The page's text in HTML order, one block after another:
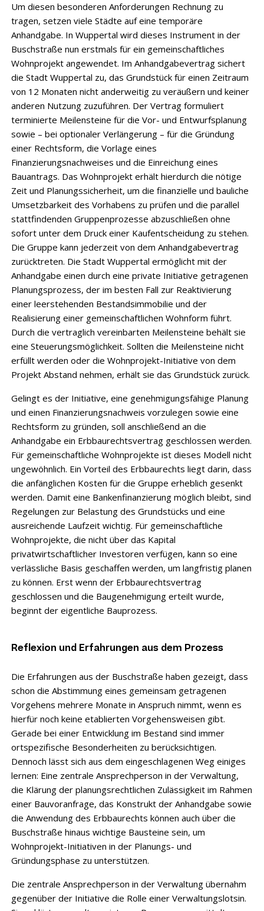
Um diesen besonderen Anforderungen Rechnung zu
tragen, setzen viele Städte auf eine temporäre
Anhandgabe. In Wuppertal wird dieses Instrument in der
Buschstraße nun erstmals für ein gemeinschaftliches
Wohnprojekt angewendet. Im Anhandgabevertrag sichert
die Stadt Wuppertal zu, das Grundstück für einen Zeitraum
von 12 Monaten nicht anderweitig zu veräußern und keiner
anderen Nutzung zuzuführen. Der Vertrag formuliert
terminierte Meilensteine für die Vor- und Entwurfsplanung
sowie – bei optionaler Verlängerung – für die Gründung
einer Rechtsform, die Vorlage eines
Finanzierungsnachweises und die Einreichung eines
Bauantrags. Das Wohnprojekt erhält hierdurch die nötige
Zeit und Planungssicherheit, um die finanzielle und bauliche
Umsetzbarkeit des Vorhabens zu prüfen und die parallel
stattfindenden Gruppenprozesse abzuschließen ohne
sofort unter dem Druck einer Kaufentscheidung zu stehen.
Die Gruppe kann jederzeit von dem Anhandgabevertrag
zurücktreten. Die Stadt Wuppertal ermöglicht mit der
Anhandgabe einen durch eine private Initiative getragenen
Planungsprozess, der im besten Fall zur Reaktivierung
einer leerstehenden Bestandsimmobilie und der
Realisierung einer gemeinschaftlichen Wohnform führt.
Durch die vertraglich vereinbarten Meilensteine behält sie
eine Steuerungsmöglichkeit. Sollten die Meilensteine nicht
erfüllt werden oder die Wohnprojekt-Initiative von dem
Projekt Abstand nehmen, erhält sie das Grundstück zurück.
Gelingt es der Initiative, eine genehmigungsfähige Planung
und einen Finanzierungsnachweis vorzulegen sowie eine
Rechtsform zu gründen, soll anschließend an die
Anhandgabe ein Erbbaurechtsvertrag geschlossen werden.
Für gemeinschaftliche Wohnprojekte ist dieses Modell nicht
ungewöhnlich. Ein Vorteil des Erbbaurechts liegt darin, dass
die anfänglichen Kosten für die Gruppe erheblich gesenkt
werden. Damit eine Bankenfinanzierung möglich bleibt, sind
Regelungen zur Belastung des Grundstücks und eine
ausreichende Laufzeit wichtig. Für gemeinschaftliche
Wohnprojekte, die nicht über das Kapital
privatwirtschaftlicher Investoren verfügen, kann so eine
verlässliche Basis geschaffen werden, um langfristig planen
zu können. Erst wenn der Erbbaurechtsvertrag
geschlossen und die Baugenehmigung erteilt wurde,
beginnt der eigentliche Bauprozess.
Reflexion und Erfahrungen aus dem Prozess
Die Erfahrungen aus der Buschstraße haben gezeigt, dass
schon die Abstimmung eines gemeinsam getragenen
Vorgehens mehrere Monate in Anspruch nimmt, wenn es
hierfür noch keine etablierten Vorgehensweisen gibt.
Gerade bei einer Entwicklung im Bestand sind immer
ortspezifische Besonderheiten zu berücksichtigen.
Dennoch lässt sich aus dem eingeschlagenen Weg einiges
lernen: Eine zentrale Ansprechperson in der Verwaltung,
die Klärung der planungsrechtlichen Zulässigkeit im Rahmen
einer Bauvoranfrage, das Konstrukt der Anhandgabe sowie
die Anwendung des Erbbaurechts können auch über die
Buschstraße hinaus wichtige Bausteine sein, um
Wohnprojekt-Initiativen in der Planungs- und
Gründungsphase zu unterstützen.
Die zentrale Ansprechperson in der Verwaltung übernahm
gegenüber der Initiative die Rolle einer Verwaltungslotsin.